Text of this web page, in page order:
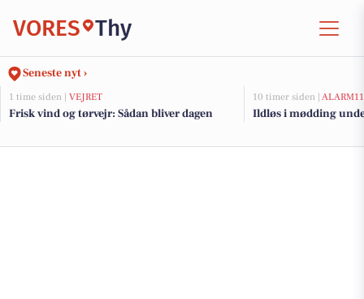
VORES Thy
Seneste nyt ›
1 time siden | VEJRET
Frisk vind og tørvejr: Sådan bliver dagen
10 timer siden |
Ildløs i mødding